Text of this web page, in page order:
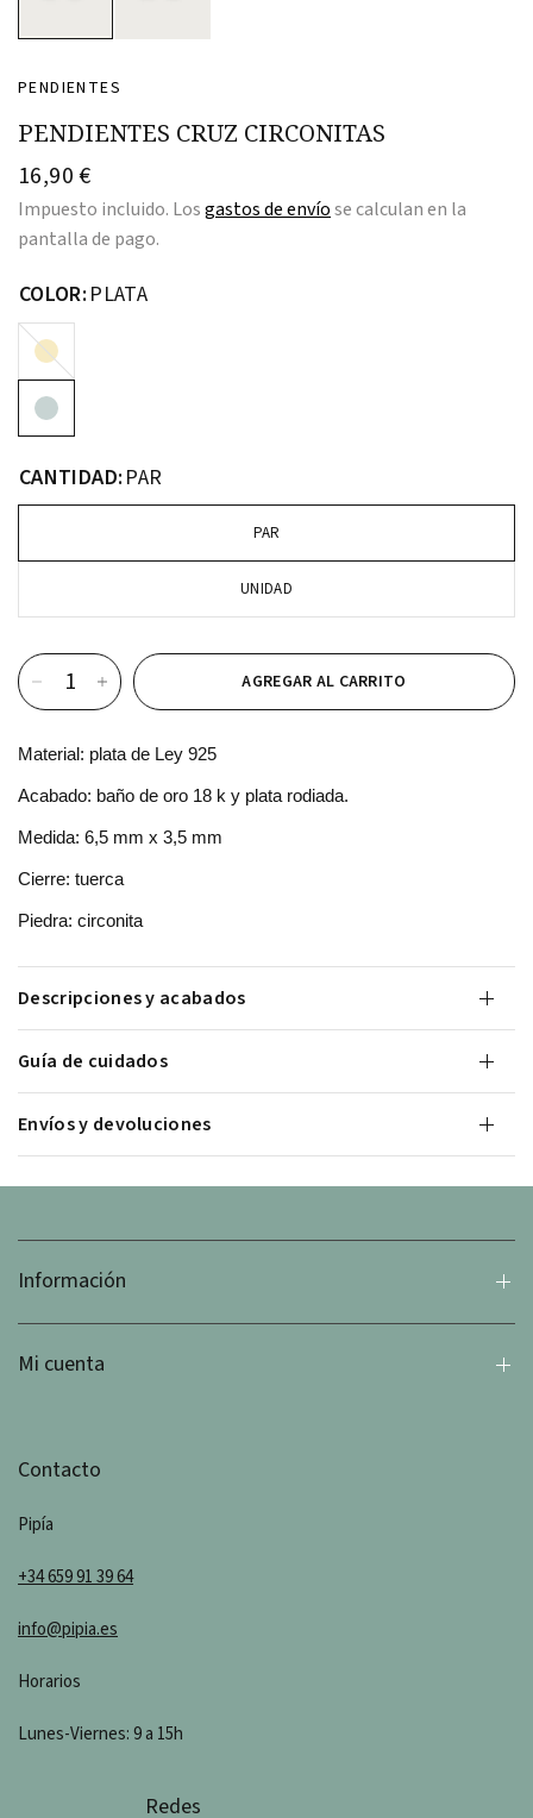
PENDIENTES
PENDIENTES CRUZ CIRCONITAS
16,90 €
Impuesto incluido. Losgastos de envíose calculan en la
pantalla de pago.
COLOR: PLATA
CANTIDAD: PAR
PAR
UNIDAD
AGREGAR AL CARRITO
Material: plata de Ley 925
Acabado: baño de oro 18 k y plata rodiada.
Medida:6,5 mm x 3,5 mm
Cierre: tuerca
Piedra: circonita
Descripciones y acabados
Guía de cuidados
Envíos y devoluciones
Información
Mi cuenta
Contacto
Pipía
+34 659 91 39 64
info@pipia.es
Horarios
Lunes-Viernes: 9 a 15h
Redes